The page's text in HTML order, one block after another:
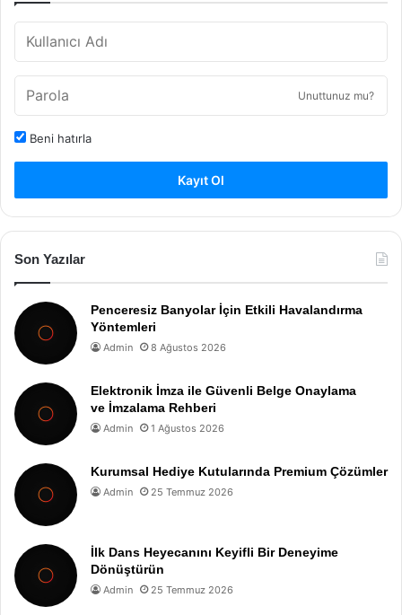
Unuttunuz mu?
Beni hatırla
Kayıt Ol
Son Yazılar
Penceresiz Banyolar İçin Etkili Havalandırma
Yöntemleri
Admin 8 Ağustos 2026
Elektronik İmza ile Güvenli Belge Onaylama
ve İmzalama Rehberi
Admin 1 Ağustos 2026
Kurumsal Hediye Kutularında Premium Çözümler
Admin 25 Temmuz 2026
İlk Dans Heyecanını Keyifli Bir Deneyime
Dönüştürün
Admin 25 Temmuz 2026